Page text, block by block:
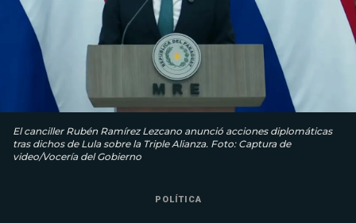
El canciller Rubén Ramírez Lezcano anunció acciones diplomáticas
tras dichos de Lula sobre la Triple Alianza. Foto: Captura de
video/Vocería del Gobierno
POLÍTICA